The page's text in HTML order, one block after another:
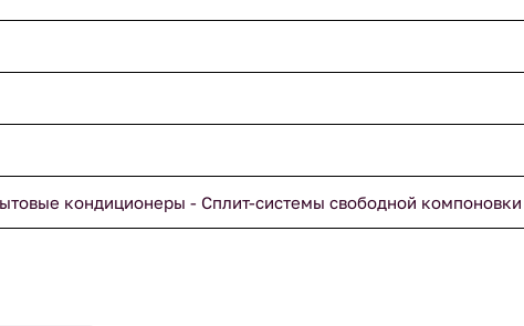
кондиционеры - Сплит-системы свободной компоновки